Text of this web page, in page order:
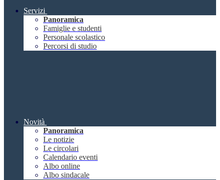
Servizi
Panoramica
Famiglie e studenti
Personale scolastico
Percorsi di studio
Novità
Panoramica
Le notizie
Le circolari
Calendario eventi
Albo online
Albo sindacale